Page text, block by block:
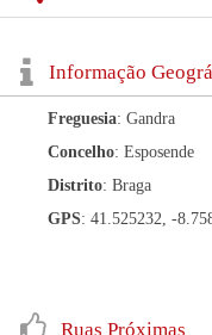
Informação
Freguesia: Gandra
Concelho: Esposende
Distrito: Braga
GPS: 41.525232, -
Ruas Próximas